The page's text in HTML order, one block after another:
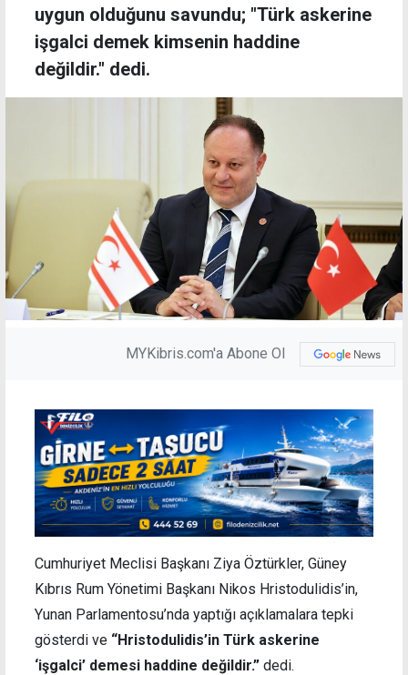
uygun olduğunu savundu; "Türk askerine
işgalci demek kimsenin haddine
değildir." dedi.
MYKibris.com'a Abone Ol
Cumhuriyet Meclisi Başkanı Ziya Öztürkler, Güney
Kıbrıs Rum Yönetimi Başkanı Nikos Hristodulidis’in,
Yunan Parlamentosu’nda yaptığı açıklamalara tepki
gösterdi ve “Hristodulidis’in Türk askerine
‘işgalci’ demesi haddine değildir.” dedi.